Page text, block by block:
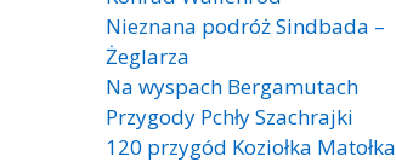
Nieznana podróż Sindbada –
Żeglarza
Na wyspach Bergamutach
Przygody Pchły Szachrajki
120 przygód Koziołka Matołka